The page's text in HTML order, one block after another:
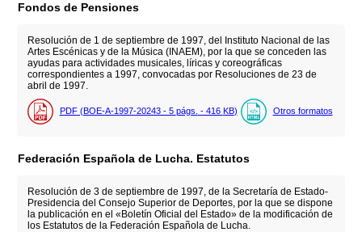
Fondos de Pensiones
Resolución de 1 de septiembre de 1997, del Instituto Nacional de las
Artes Escénicas y de la Música (INAEM), por la que se conceden las
ayudas para actividades musicales, líricas y coreográficas
correspondientes a 1997, convocadas por Resoluciones de 23 de
abril de 1997.
PDF (BOE-A-1997-20243 - 5 págs. - 416 KB) Otros formatos
Federación Española de Lucha. Estatutos
Resolución de 3 de septiembre de 1997, de la Secretaría de Estado-
Presidencia del Consejo Superior de Deportes, por la que se dispone
la publicación en el «Boletín Oficial del Estado» de la modificación de
los Estatutos de la Federación Española de Lucha.